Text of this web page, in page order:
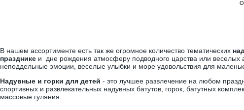
В нашем ассортименте есть так же огромное количество тематических
празднике и дне рождения атмосферу подводного царства или веселых
неподдельные эмоции, веселые улыбки и море удовольствия для
Надувные и горки для детей - это лучшее развлечение на любом
спортивных и развлекательных надувных батутов, горок, батутных
массовые гуляния.